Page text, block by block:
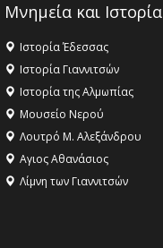
Μνημεία και Ιστορία
Ιστορία Έδεσσας
Ιστορία Γιαννιτσών
Ιστορία της Αλμωπίας
Μουσείο Νερού
Λουτρό Μ. Αλεξάνδρου
Αγιος Αθανάσιος
Λίμνη των Γιαννιτσών